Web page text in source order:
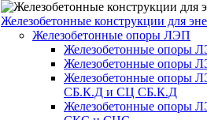
Железобетонные конструкции для
Железобетонные опоры ЛЭП
Железобетонные опоры
Железобетонные опоры
Железобетонные опоры
СБ.К.Д и СЦ СБ.К.Д
Железобетонные опоры